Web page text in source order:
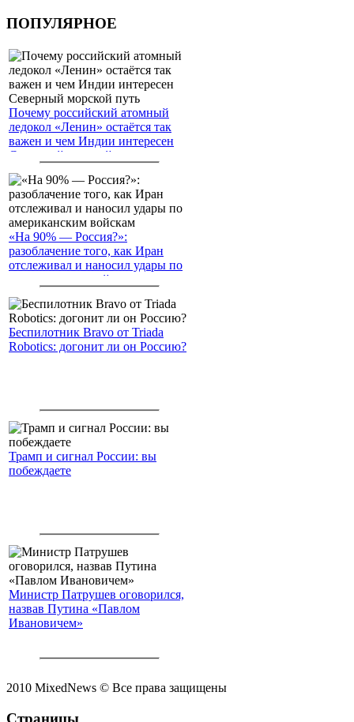
ПОПУЛЯРНОЕ
Почему российский атомный
ледокол «Ленин» остаётся так
важен и чем Индии интересен
Северный морской путь
«На 90% — Россия?»:
разоблачение того, как Иран
отслеживал и наносил удары по
американским войскам
Беспилотник Bravo от Triada
Robotics: догонит ли он Россию?
Трамп и сигнал России: вы
побеждаете
Министр Патрушев оговорился,
назвав Путина «Павлом
Ивановичем»
2010 MixedNews © Все права защищены
Страницы